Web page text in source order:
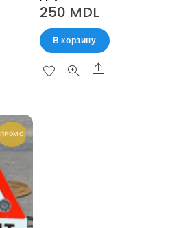
250 MDL
В корзину
ПРОМО